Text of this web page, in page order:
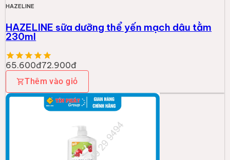
HAZELINE
HAZELINE sữa dưỡng thể yến mạch dâu tằm
230ml
65.600đ72.900đ
Thêm vào giỏ